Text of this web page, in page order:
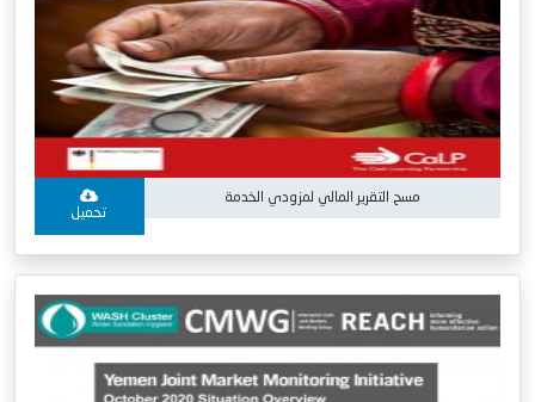
مسح التقرير المالي لمزودي الخدمة
تحميل